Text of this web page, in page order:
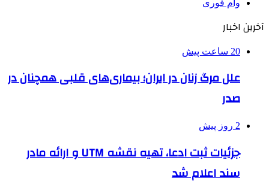
وام فوری
آخرین اخبار
20 ساعت پیش
علل مرگ زنان در ایران؛ بیماری‌های قلبی همچنان در
صدر
2 روز پیش
جزئیات ثبت ادعا، تهیه نقشه UTM و ارائه مادر
سند اعلام شد